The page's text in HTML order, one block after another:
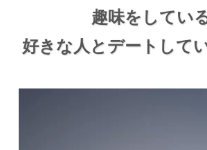
趣味をしてい
好きな人とデートして